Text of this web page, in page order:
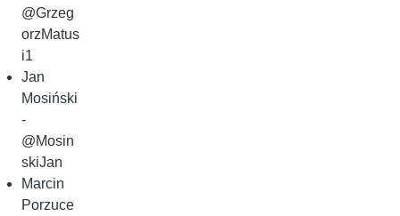
@Grzeg
orzMatus
i1
Jan
Mosiński
-
@Mosin
skiJan
Marcin
Porzuce